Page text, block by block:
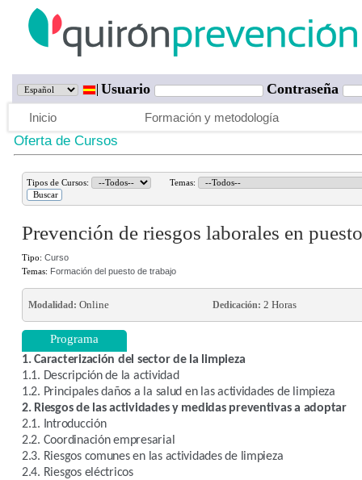
Usuario Contraseña
Inicio Formación y metodología
Oferta de Cursos
Tipos de Cursos: Temas:
Prevención de riesgos laborales en
Tipo: Curso
Temas: Formación del puesto de trabajo
Modalidad: Online Dedicación: 2 Horas
Programa
1. Caracterización del sector de la limpieza
1.1. Descripción de la actividad
1.2. Principales daños a la salud en las actividades de limpieza
2. Riesgos de las actividades y medidas preventivas a adoptar
2.1. Introducción
2.2. Coordinación empresarial
2.3. Riesgos comunes en las actividades de limpieza
2.4. Riesgos eléctricos